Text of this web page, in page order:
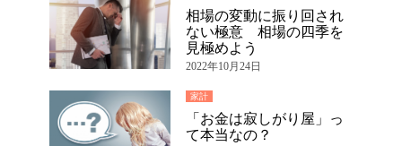
相場の変動に振り回され
ない極意 相場の四季を
見極めよう
2022年10月24日
家計
「お金は寂しがり屋」っ
て本当なの？